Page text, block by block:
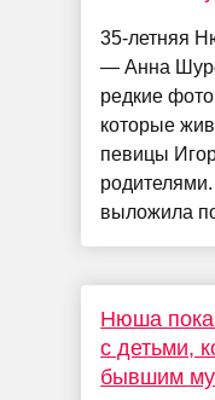
35-летняя
— Анна
редкие
которые
певицы
выложила
Нюша
с детьми,
бывшим